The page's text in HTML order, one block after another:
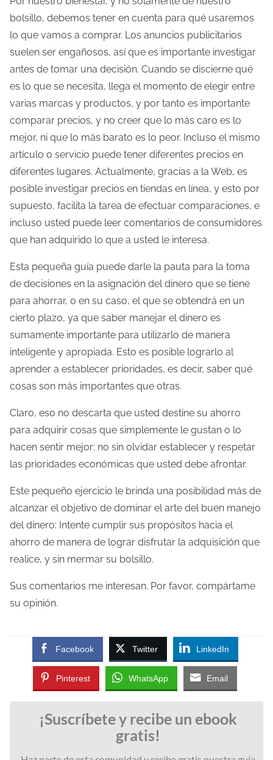
bolsillo, debemos tener en cuenta para qué usaremos
lo que vamos a comprar. Los anuncios publicitarios
suelen ser engañosos, así que es importante investigar
antes de tomar una decisión. Cuando se discierne qué
es lo que se necesita, llega el momento de elegir entre
varias marcas y productos, y por tanto es importante
comparar precios, y no creer que lo más caro es lo
mejor, ni que lo más barato es lo peor. Incluso el mismo
artículo o servicio puede tener diferentes precios en
diferentes lugares. Actualmente, gracias a la Web, es
posible investigar precios en tiendas en línea, y esto por
supuesto, facilita la tarea de efectuar comparaciones, e
incluso usted puede leer comentarios de consumidores
que han adquirido lo que a usted le interesa.
Esta pequeña guía puede darle la pauta para la toma
de decisiones en la asignación del dinero que se tiene
para ahorrar, o en su caso, el que se obtendrá en un
cierto plazo, ya que saber manejar el dinero es
sumamente importante para utilizarlo de manera
inteligente y apropiada. Esto es posible lograrlo al
aprender a establecer prioridades, es decir, saber qué
cosas son más importantes que otras.
Claro, eso no descarta que usted destine su ahorro
para adquirir cosas que simplemente le gustan o lo
hacen sentir mejor; no sin olvidar establecer y respetar
las prioridades económicas que usted debe afrontar.
Este pequeño ejercicio le brinda una posibilidad más de
alcanzar el objetivo de dominar el arte del buen manejo
del dinero: Intente cumplir sus propósitos hacia el
ahorro de manera de lograr disfrutar la adquisición que
realice, y sin mermar su bolsillo.
Sus comentarios me interesan. Por favor, compártame
su opinión.
Facebook Twitter LinkedIn
Pinterest WhatsApp Email